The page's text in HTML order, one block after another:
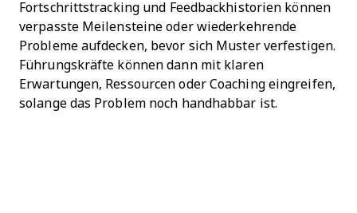
Fortschrittstracking und Feedbackhistorien können
verpasste Meilensteine oder wiederkehrende
Probleme aufdecken, bevor sich Muster verfestigen.
Führungskräfte können dann mit klaren
Erwartungen, Ressourcen oder Coaching eingreifen,
solange das Problem noch handhabbar ist.